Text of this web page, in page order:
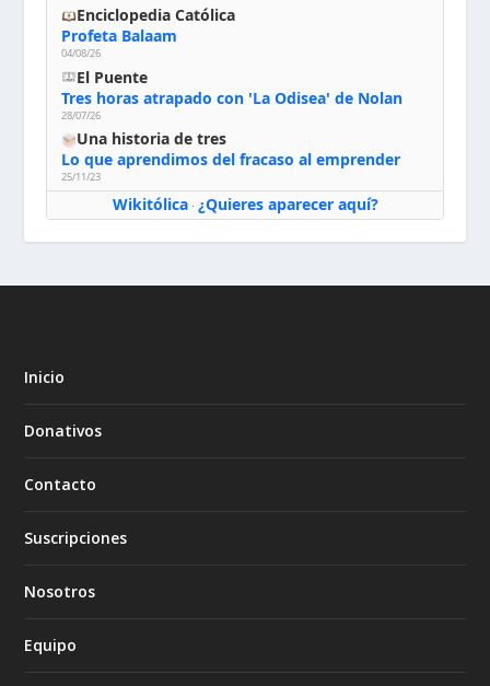
Enciclopedia Católica
Profeta Balaam
04/08/26
El Puente
Tres horas atrapado con 'La Odisea' de Nolan
28/07/26
Una historia de tres
Lo que aprendimos del fracaso al emprender
25/11/23
Wikitólica· ¿Quieres aparecer aquí?
Inicio
Donativos
Contacto
Suscripciones
Nosotros
Equipo